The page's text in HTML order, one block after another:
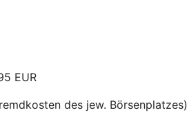
EUR
des jew. Börsenplatzes)